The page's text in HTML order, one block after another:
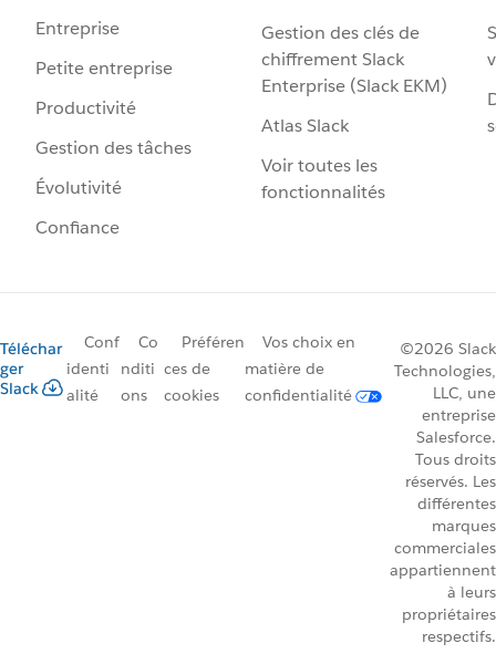
Entreprise
Petite entreprise
Productivité
Gestion des tâches
Évolutivité
Confiance
Gestion des clés de
chiffrement Slack
Enterprise (Slack EKM)
Atlas Slack
Voir toutes les
fonctionnalités
Téléchar
ger
Slack
Conf
identi
alité
Co
nditi
ons
Préféren
ces de
cookies
Vos choix en
matière de
confidentialité
©2026 Slack
Technologies,
LLC, une
entreprise
Salesforce.
Tous droits
réservés. Les
différentes
marques
commerciales
appartiennent
à leurs
propriétaires
respectifs.